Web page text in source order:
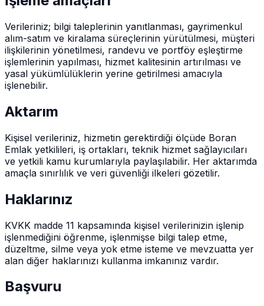
Verileriniz; bilgi taleplerinin yanıtlanması, gayrimenkul
alım-satım ve kiralama süreçlerinin yürütülmesi, müşteri
ilişkilerinin yönetilmesi, randevu ve portföy eşleştirme
işlemlerinin yapılması, hizmet kalitesinin artırılması ve
yasal yükümlülüklerin yerine getirilmesi amacıyla
işlenebilir.
Aktarım
Kişisel verileriniz, hizmetin gerektirdiği ölçüde Boran
Emlak yetkilileri, iş ortakları, teknik hizmet sağlayıcıları
ve yetkili kamu kurumlarıyla paylaşılabilir. Her aktarımda
amaçla sınırlılık ve veri güvenliği ilkeleri gözetilir.
Haklarınız
KVKK madde 11 kapsamında kişisel verilerinizin işlenip
işlenmediğini öğrenme, işlenmişse bilgi talep etme,
düzeltme, silme veya yok etme isteme ve mevzuatta yer
alan diğer haklarınızı kullanma imkanınız vardır.
Başvuru